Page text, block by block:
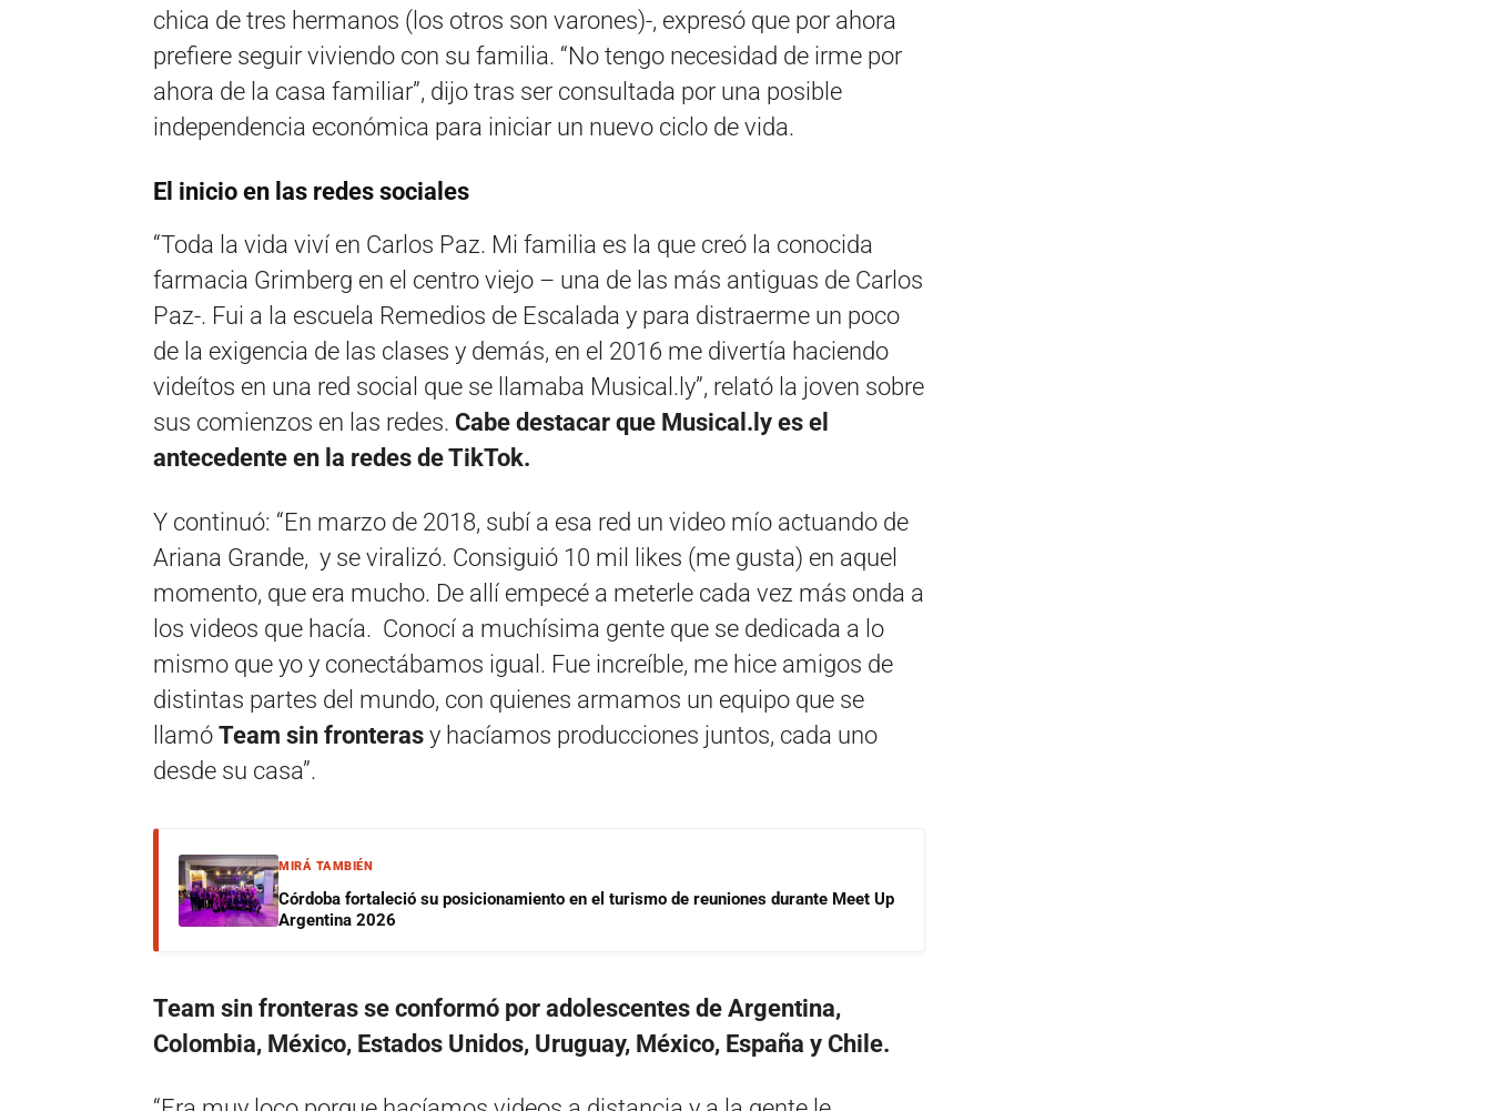
chica de tres hermanos (los otros son varones)-, expresó que por ahora
prefiere seguir viviendo con su familia. “No tengo necesidad de irme por
ahora de la casa familiar”, dijo tras ser consultada por una posible
independencia económica para iniciar un nuevo ciclo de vida.
El inicio en las redes sociales
“Toda la vida viví en Carlos Paz. Mi familia es la que creó la conocida
farmacia Grimberg en el centro viejo – una de las más antiguas de Carlos
Paz-. Fui a la escuela Remedios de Escalada y para distraerme un poco
de la exigencia de las clases y demás, en el 2016 me divertía haciendo
videítos en una red social que se llamaba Musical.ly”, relató la joven sobre
sus comienzos en las redes. Cabe destacar que Musical.ly es el
antecedente en la redes de TikTok.
Y continuó: “En marzo de 2018, subí a esa red un video mío actuando de
Ariana Grande, y se viralizó. Consiguió 10 mil likes (me gusta) en aquel
momento, que era mucho. De allí empecé a meterle cada vez más onda a
los videos que hacía. Conocí a muchísima gente que se dedicada a lo
mismo que yo y conectábamos igual. Fue increíble, me hice amigos de
distintas partes del mundo, con quienes armamos un equipo que se
llamó Team sin fronteras y hacíamos producciones juntos, cada uno
desde su casa”.
MIRÁ TAMBIÉN
Córdoba fortaleció su posicionamiento en el turismo de reuniones durante Meet Up
Argentina 2026
Team sin fronteras se conformó por adolescentes de Argentina,
Colombia, México, Estados Unidos, Uruguay, México, España y Chile.